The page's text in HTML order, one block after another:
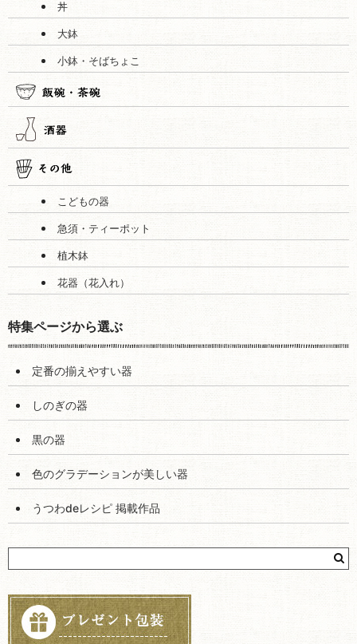
丼
大鉢
小鉢・そばちょこ
こどもの器
急須・ティーポット
植木鉢
花器（花入れ）
特集ページから選ぶ
定番の揃えやすい器
しのぎの器
黒の器
色のグラデーションが美しい器
うつわdeレシピ 掲載作品